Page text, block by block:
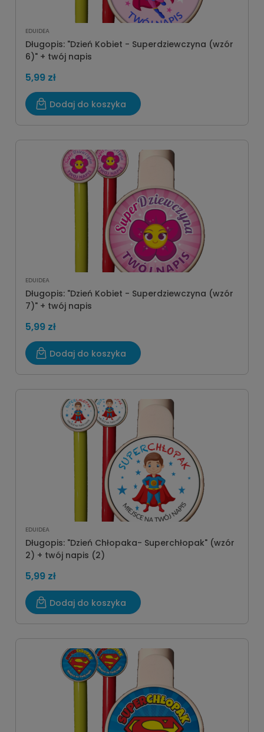
EDUIDEA
Długopis: "Dzień Kobiet - Superdziewczyna (wzór
6)" + twój napis
5,99 zł
Dodaj do koszyka
EDUIDEA
Długopis: "Dzień Kobiet - Superdziewczyna (wzór
7)" + twój napis
5,99 zł
Dodaj do koszyka
EDUIDEA
Długopis: "Dzień Chłopaka- Superchłopak" (wzór
2) + twój napis (2)
5,99 zł
Dodaj do koszyka